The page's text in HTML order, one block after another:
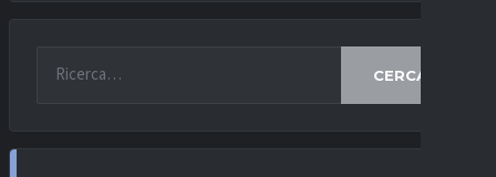
CERCA